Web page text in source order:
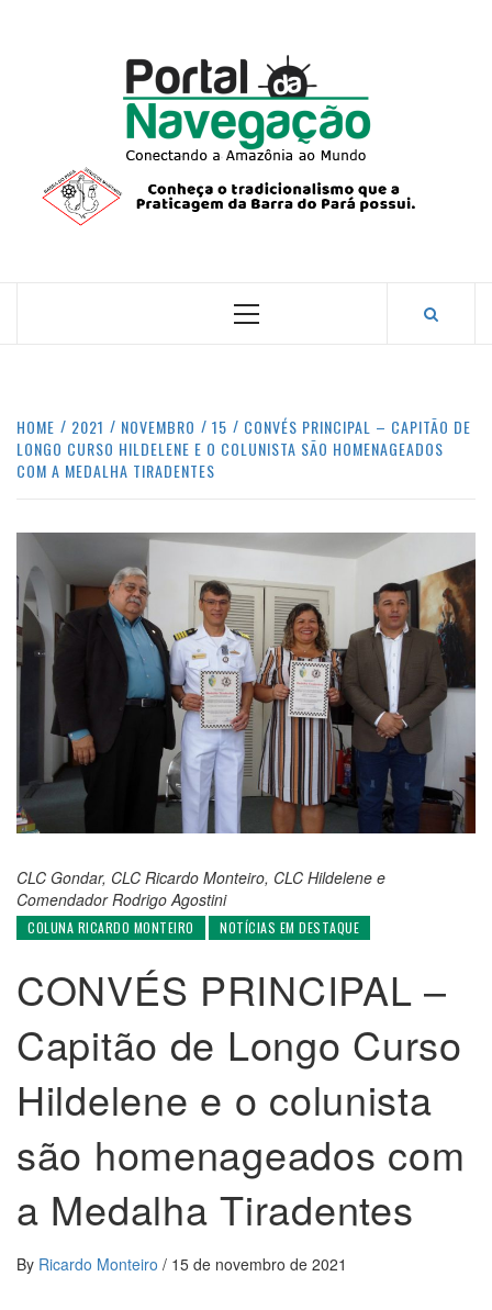
CONECTANDO A AMAZÔNIA COM O MUNDO.
Primary
HOME 2021 NOVEMBRO 15
CONVÉS PRINCIPAL – CAPITÃO DE
LONGO CURSO HILDELENE E O COLUNISTA SÃO HOMENAGEADOS
COM A MEDALHA TIRADENTES
CLC Gondar, CLC Ricardo Monteiro, CLC Hildelene e
Comendador Rodrigo Agostini
COLUNA RICARDO MONTEIRO NOTÍCIAS EM DESTAQUE
CONVÉS PRINCIPAL –
Capitão de Longo Curso
Hildelene e o colunista
são homenageados com
a Medalha Tiradentes
By Ricardo Monteiro / 15 de novembro de 2021